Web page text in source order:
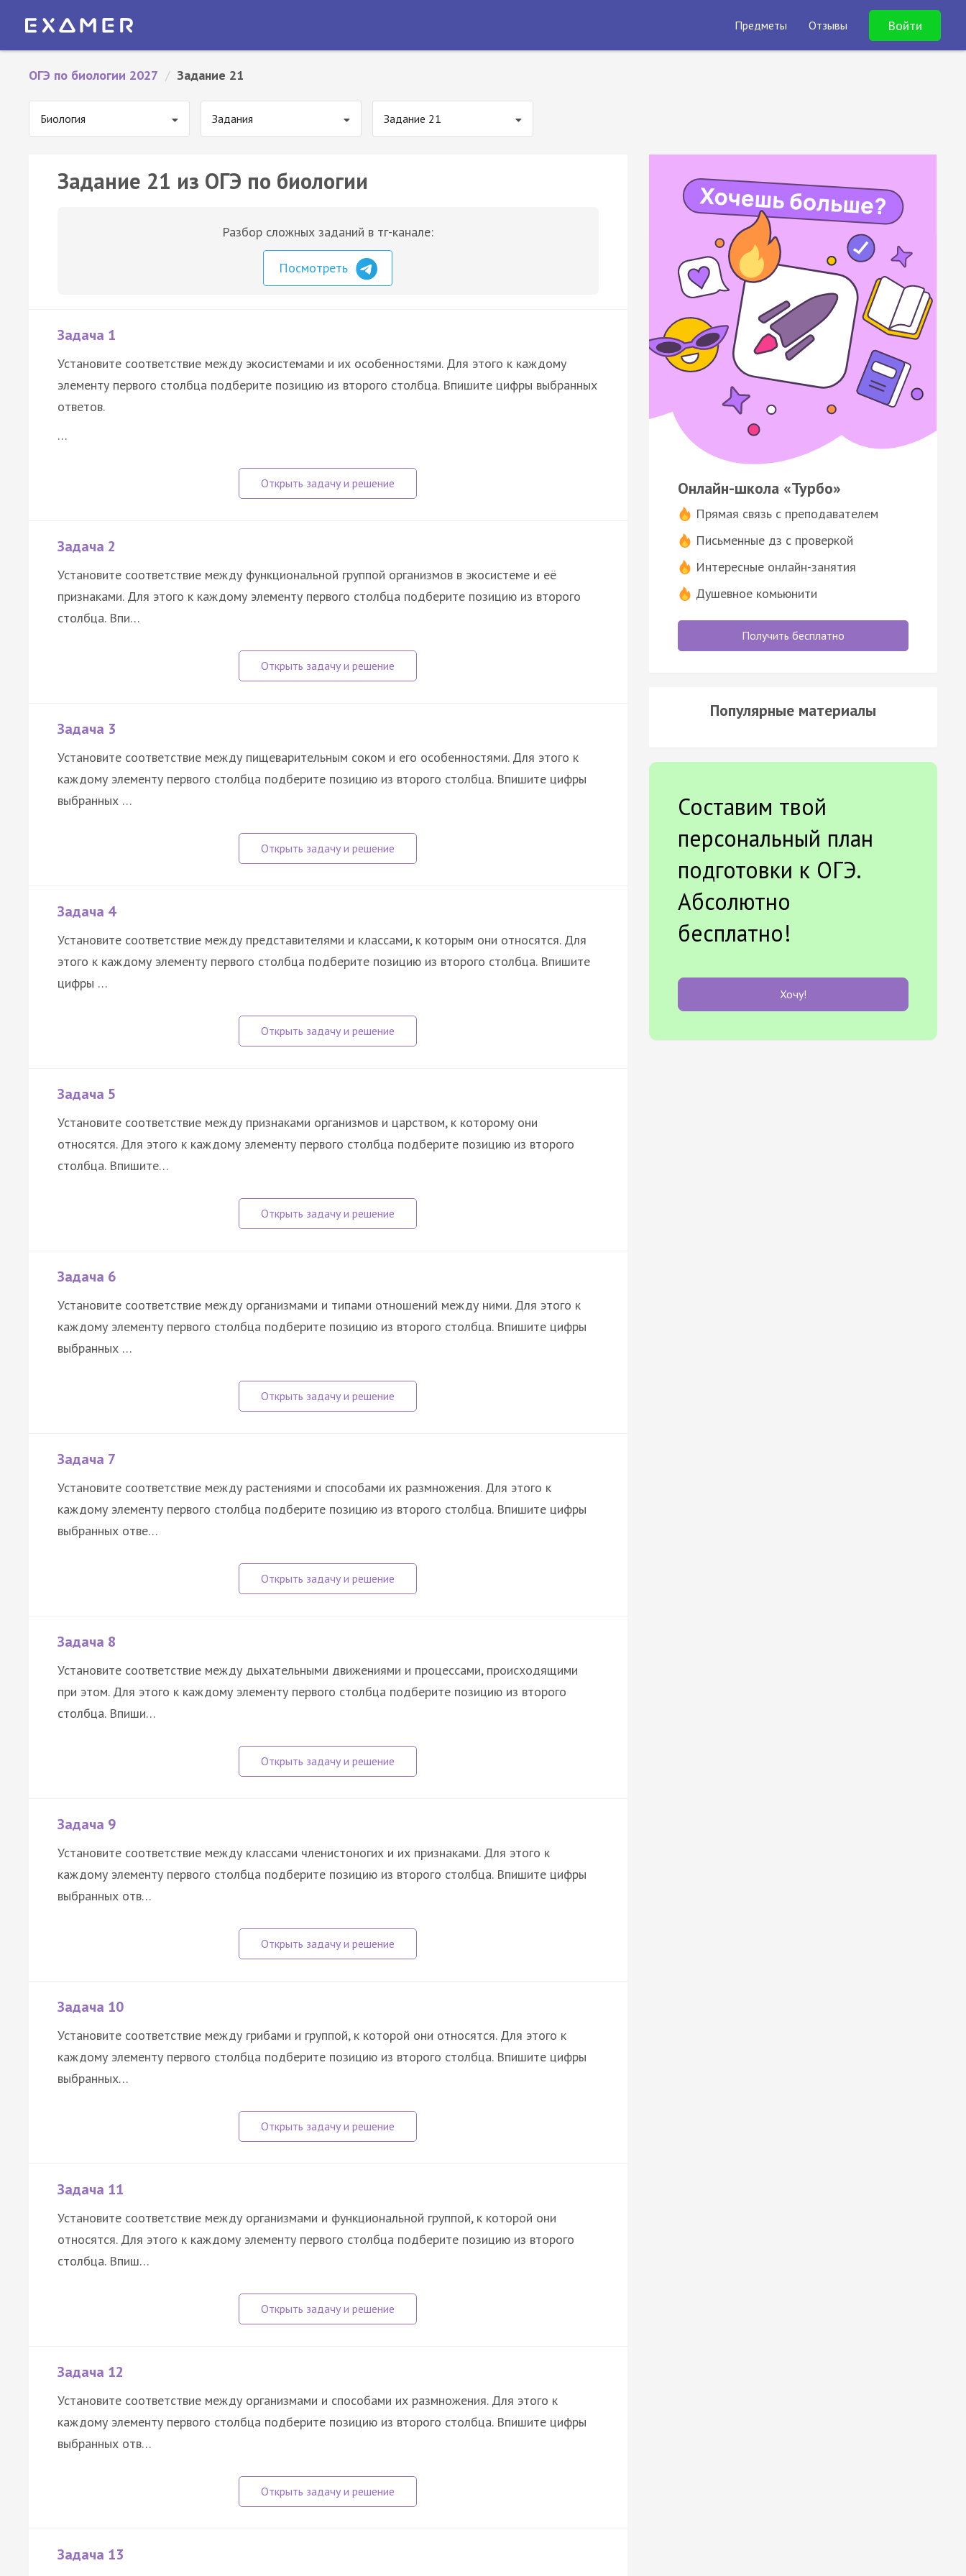
Предметы Отзывы Войти
ОГЭ по биологии 2027 / Задание 21
Биология Задания Задание 21
Задание 21 из ОГЭ по биологии
Разбор сложных заданий в тг-канале:
Посмотреть
Задача 1
Установите соответствие между экосистемами и их особенностями. Для этого к каждому
элементу первого столбца подберите позицию из второго столбца. Впишите цифры выбранных
ответов.
…
Задача 2
Установите соответствие между функциональной группой организмов в экосистеме и её
признаками. Для этого к каждому элементу первого столбца подберите позицию из второго
столбца. Впи…
Задача 3
Установите соответствие между пищеварительным соком и его особенностями. Для этого к
каждому элементу первого столбца подберите позицию из второго столбца. Впишите цифры
выбранных …
Задача 4
Установите соответствие между представителями и классами, к которым они относятся. Для
этого к каждому элементу первого столбца подберите позицию из второго столбца. Впишите
цифры …
Задача 5
Установите соответствие между признаками организмов и царством, к которому они
относятся. Для этого к каждому элементу первого столбца подберите позицию из второго
столбца. Впишите…
Задача 6
Установите соответствие между организмами и типами отношений между ними. Для этого к
каждому элементу первого столбца подберите позицию из второго столбца. Впишите цифры
выбранных …
Задача 7
Установите соответствие между растениями и способами их размножения. Для этого к
каждому элементу первого столбца подберите позицию из второго столбца. Впишите цифры
выбранных отве…
Задача 8
Установите соответствие между дыхательными движениями и процессами, происходящими
при этом. Для этого к каждому элементу первого столбца подберите позицию из второго
столбца. Впиши…
Задача 9
Установите соответствие между классами членистоногих и их признаками. Для этого к
каждому элементу первого столбца подберите позицию из второго столбца. Впишите цифры
выбранных отв…
Задача 10
Установите соответствие между грибами и группой, к которой они относятся. Для этого к
каждому элементу первого столбца подберите позицию из второго столбца. Впишите цифры
выбранных…
Задача 11
Установите соответствие между организмами и функциональной группой, к которой они
относятся. Для этого к каждому элементу первого столбца подберите позицию из второго
столбца. Впиш…
Задача 12
Установите соответствие между организмами и способами их размножения. Для этого к
каждому элементу первого столбца подберите позицию из второго столбца. Впишите цифры
выбранных отв…
Задача 13
Онлайн-школа «Турбо»
Прямая связь с преподавателем
Письменные дз с проверкой
Интересные онлайн-занятия
Душевное комьюнити
Получить бесплатно
Популярные материалы
Составим твой
персональный план
подготовки к ОГЭ.
Абсолютно
бесплатно!
Хочу!